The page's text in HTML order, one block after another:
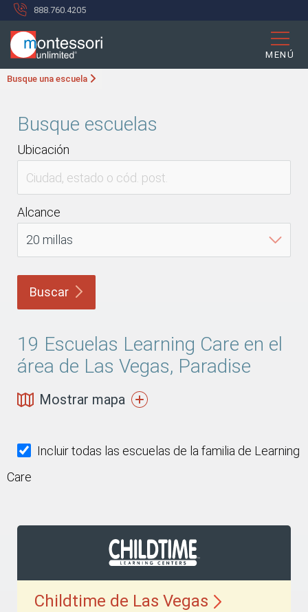
888.760.4205
MENÚ
Busque una escuela
Busque escuelas
Ubicación
Alcance
Buscar
19 Escuelas Learning Care en el
área de Las Vegas, Paradise
Mostrar mapa
Incluir todas las escuelas de la familia de Learning
Care
Childtime de Las Vegas